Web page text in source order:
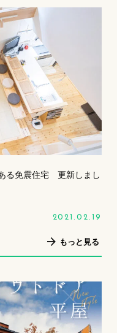
る免震住宅 更新しまし
2021.02.19
もっと見る